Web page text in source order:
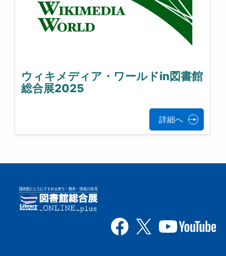
ウィキメディア・ワールドin図書館
総合展2025
詳細へ